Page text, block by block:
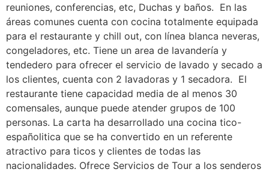
reuniones, conferencias, etc, Duchas y baños. En las
áreas comunes cuenta con cocina totalmente equipada
para el restaurante y chill out, con línea blanca neveras,
congeladores, etc. Tiene un area de lavandería y
tendedero para ofrecer el servicio de lavado y secado a
los clientes, cuenta con 2 lavadoras y 1 secadora. El
restaurante tiene capacidad media de al menos 30
comensales, aunque puede atender grupos de 100
personas. La carta ha desarrollado una cocina tico-
españolitica que se ha convertido en un referente
atractivo para ticos y clientes de todas las
nacionalidades. Ofrece Servicios de Tour a los senderos